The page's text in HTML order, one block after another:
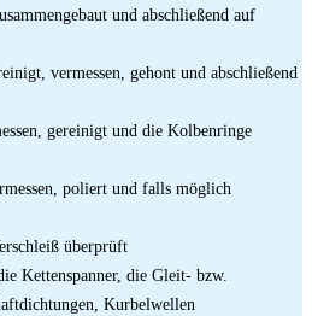
und abschließend auf
vermessen, gehont und abschließend
gereinigt und die Kolbenringe
poliert und falls möglich
überprüft
Kettenspanner, die Gleit- bzw.
Kurbelwellen